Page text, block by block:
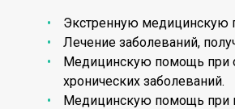
Экстренную медицинскую
Лечение заболеваний,
Медицинскую помощь при
хронических заболеваний.
Медицинскую помощь при